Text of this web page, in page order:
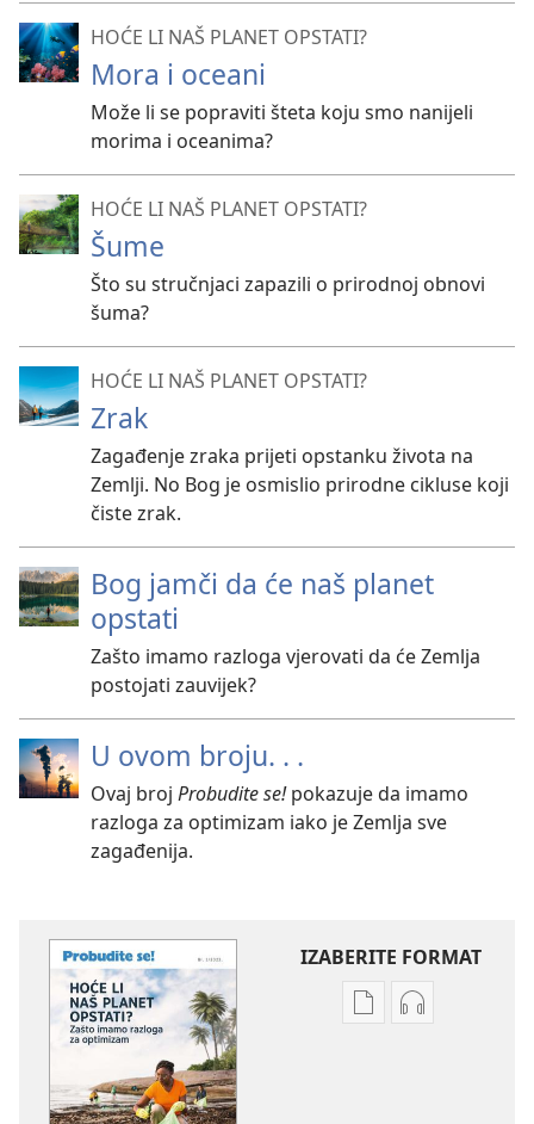
HOĆE LI NAŠ PLANET OPSTATI?
Mora i oceani
Može li se popraviti šteta koju smo nanijeli
morima i oceanima?
HOĆE LI NAŠ PLANET OPSTATI?
Šume
Što su stručnjaci zapazili o prirodnoj obnovi
šuma?
HOĆE LI NAŠ PLANET OPSTATI?
Zrak
Zagađenje zraka prijeti opstanku života na
Zemlji. No Bog je osmislio prirodne cikluse koji
čiste zrak.
Bog jamči da će naš planet
opstati
Zašto imamo razloga vjerovati da će Zemlja
postojati zauvijek?
U ovom broju. . .
Ovaj broj Probudite se!pokazuje da imamo
razloga za optimizam iako je Zemlja sve
zagađenija.
IZABERITE FORMAT
PostavkePostavke